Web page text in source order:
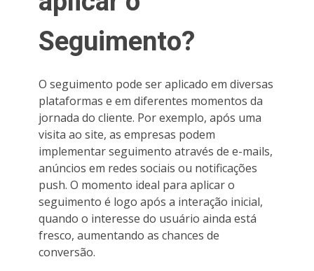
Seguimento?
O seguimento pode ser aplicado em diversas
plataformas e em diferentes momentos da
jornada do cliente. Por exemplo, após uma
visita ao site, as empresas podem
implementar seguimento através de e-mails,
anúncios em redes sociais ou notificações
push. O momento ideal para aplicar o
seguimento é logo após a interação inicial,
quando o interesse do usuário ainda está
fresco, aumentando as chances de
conversão.